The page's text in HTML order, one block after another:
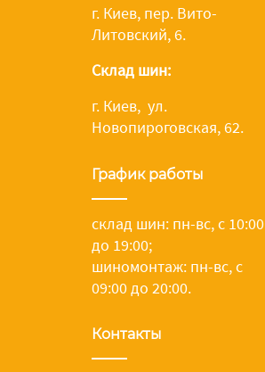
г. Киев, пер. Вито-
Литовский, 6.
Склад шин:
г. Киев, ул.
Новопироговская, 62.
График работы
склад шин: пн-вс, с 10:00
до 19:00;
шиномонтаж: пн-вс, с
09:00 до 20:00.
Контакты